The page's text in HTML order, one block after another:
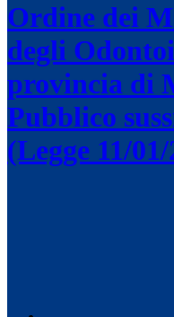
Ordine dei
degli
provincia di
Pubblico
(Legge 11/